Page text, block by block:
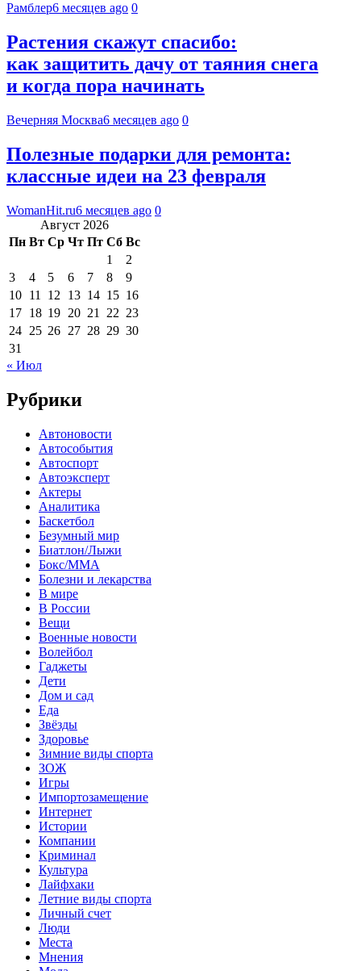
Рамблер6 месяцев ago 0
Растения скажут спасибо:
как защитить дачу от таяния снега
и когда пора начинать
Вечерняя Москва6 месяцев ago 0
Полезные подарки для ремонта:
классные идеи на 23 февраля
WomanHit.ru6 месяцев ago 0
Август 2026
Пн Вт Ср Чт Пт Сб Вс
1
2
3
4 5 6 7 8
9
10 11 12 13 14 15 16
17 18 19 20 21 22 23
24 25 26 27 28 29 30
31
« Июл
Рубрики
Автоновости
Автособытия
Автоспорт
Автоэксперт
Актеры
Аналитика
Баскетбол
Безумный мир
Биатлон/Лыжи
Бокс/MMA
Болезни и лекарства
В мире
В России
Вещи
Военные новости
Волейбол
Гаджеты
Дети
Дом и сад
Еда
Звёзды
Здоровье
Зимние виды спорта
ЗОЖ
Игры
Импортозамещение
Интернет
Истории
Компании
Криминал
Культура
Лайфхаки
Летние виды спорта
Личный счет
Люди
Места
Мнения